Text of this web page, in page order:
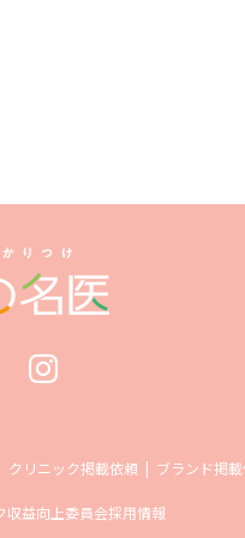
クリニック掲載依頼 ブランド掲
収益向上委員会採用情報